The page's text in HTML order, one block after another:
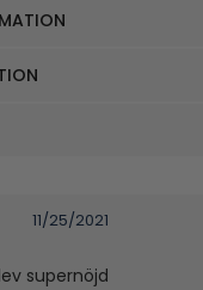
11/25/2021
supernöjd